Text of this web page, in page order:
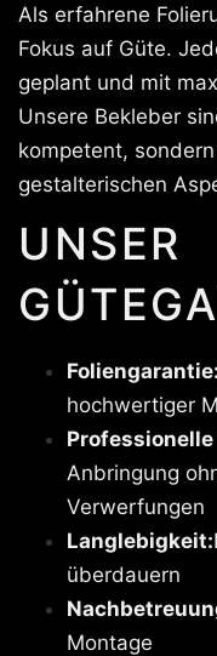
Als erfahrene
Fokus auf Güte.
geplant und mit
Unsere Bekleber
kompetent,
gestalterischen
UNSER
Foliengarantie:
hochwertiger
Anbringung
Verwerfungen
Langlebigkeit:
überdauern
Montage